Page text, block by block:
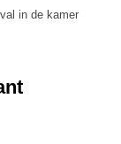
in de kamer